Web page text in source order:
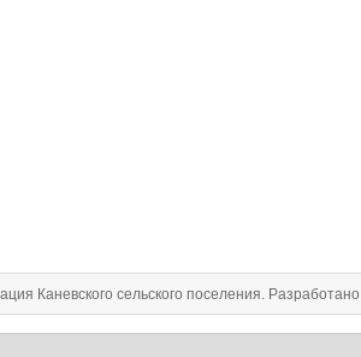
Каневского сельского поселения.